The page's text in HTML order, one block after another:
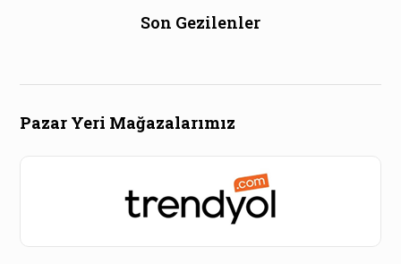
Son Gezilenler
Pazar Yeri Mağazalarımız